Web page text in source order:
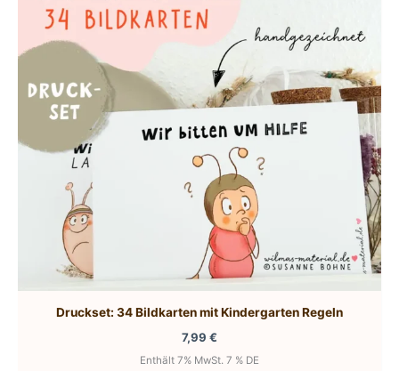
Druckset: 34 Bildkarten mit Kindergarten Regeln
7,99 €
Enthält 7% MwSt. 7 % DE